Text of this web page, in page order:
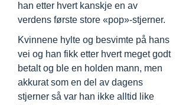
han etter hvert kanskje en av
verdens første store «pop»-stjerner.
Kvinnene hylte og besvimte på hans
vei og han fikk etter hvert meget godt
betalt og ble en holden mann, men
akkurat som en del av dagens
stjerner så var han ikke alltid like